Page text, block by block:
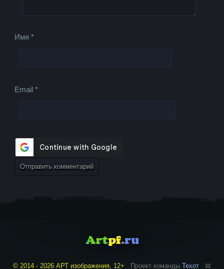
Имя*
Email*
© 2014 - 2026 АРТ изображения, 12+ Проект команды Техот 𝌴